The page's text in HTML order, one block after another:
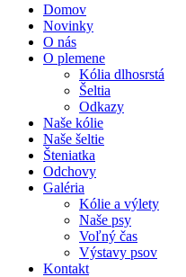
Domov
Novinky
O nás
O plemene
Kólia dlhosrstá
Šeltia
Odkazy
Naše kólie
Naše šeltie
Šteniatka
Odchovy
Galéria
Kólie a výlety
Naše psy
Voľný čas
Výstavy psov
Kontakt